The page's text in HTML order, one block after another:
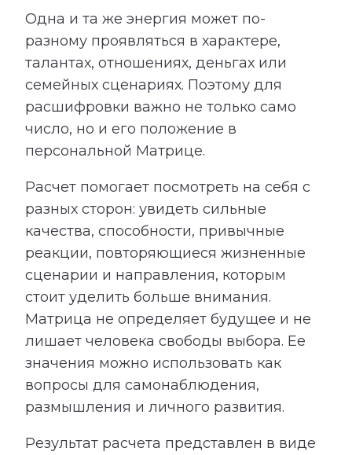
Одна и та же энергия может по-
разному проявляться в характере,
талантах, отношениях, деньгах или
семейных сценариях. Поэтому для
расшифровки важно не только само
число, но и его положение в
персональной Матрице.
Расчет помогает посмотреть на себя с
разных сторон: увидеть сильные
качества, способности, привычные
реакции, повторяющиеся жизненные
сценарии и направления, которым
стоит уделить больше внимания.
Матрица не определяет будущее и не
лишает человека свободы выбора. Ее
значения можно использовать как
вопросы для самонаблюдения,
размышления и личного развития.
Результат расчета представлен в виде